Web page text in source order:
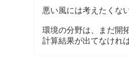
悪い風には考えたくな
環境の分野は、まだ開
計算結果が出てなけれ